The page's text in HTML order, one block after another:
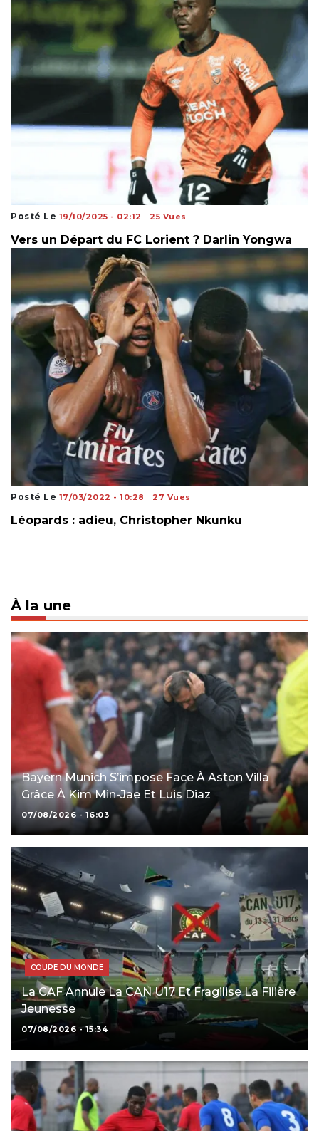
Posté Le 19/10/2025 - 02:12 25 Vues
Vers un Départ du FC Lorient ? Darlin Yongwa
Posté Le 17/03/2022 - 10:28 27 Vues
Léopards : adieu, Christopher Nkunku
À la une
Bayern Munich S’impose Face À Aston Villa
Grâce À Kim Min-Jae Et Luis Diaz
07/08/2026 - 16:03
COUPE DU MONDE
La CAF Annule La CAN U17 Et Fragilise La Filière
Jeunesse
07/08/2026 - 15:34